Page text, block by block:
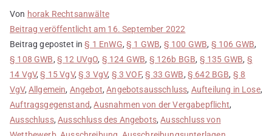
Von horak Rechtsanwälte
Beitrag veröffentlicht am 16. September 2022
Beitrag gepostet in§ 1 EnWG,§ 1 GWB, § 100 GWB, § 106 GWB,
§ 108 GWB, § 12 UVgO, § 124 GWB, § 126b BGB, § 135 GWB, §
14 VgV,§ 15 VgV,§ 3 VgV, § 3 VOF,§ 33 GWB, § 642 BGB, § 8
VgV, Allgemein, Angebot,Angebotsausschluss, Aufteilung in Lose,
Auftragsgegenstand,Ausnahmen von der Vergabepflicht,
Ausschluss,Ausschluss des Angebots,Ausschluss von